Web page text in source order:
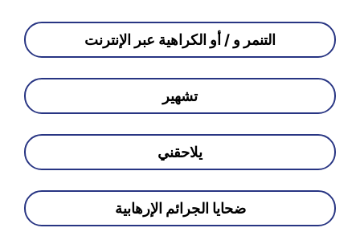
التنمر و / أو الكراهية عبر الإنترنت
تشهير
يلاحقني
ضحايا الجرائم الإرهابية